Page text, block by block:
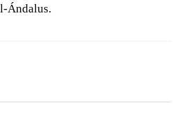
Ándalus.